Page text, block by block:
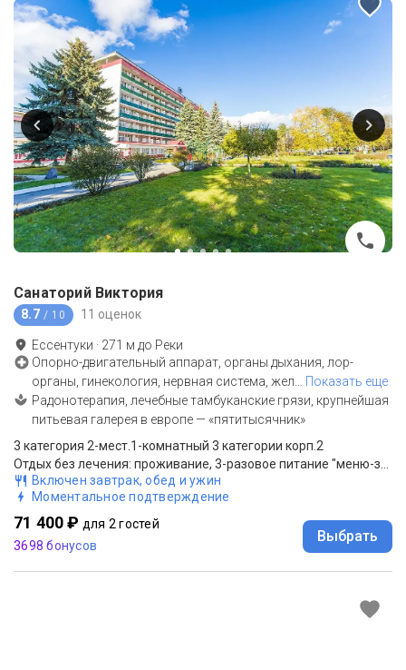
Санаторий Виктория
8.7 / 10 11 оценок
Ессентуки · 271 м до Реки
Опорно-двигательный аппарат, органы дыхания, лор-
органы, гинекология, нервная система, жел
Показать еще
Радонотерапия, лечебные тамбуканские грязи, крупнейшая
питьевая галерея в европе — «пятитысячник»
3 категория 2-мест.1-комнатный 3 категории корп.2
Включен завтрак, обед и ужин
Моментальное подтверждение
71 400 ₽ для 2 гостей
3698 бонусов
Выбрать